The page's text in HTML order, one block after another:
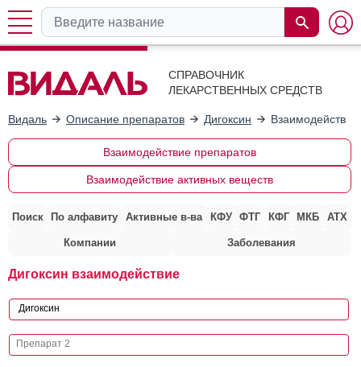
СПРАВОЧНИК
ЛЕКАРСТВЕННЫХ СРЕДСТВ
Видаль Описание препаратов Дигоксин
Взаимодействие препаратов
Взаимодействие активных веществ
Поиск По алфавиту Активные в-ва КФУ ФТГ КФГ МКБ АТХ
Компании Заболевания
Дигоксин взаимодействие